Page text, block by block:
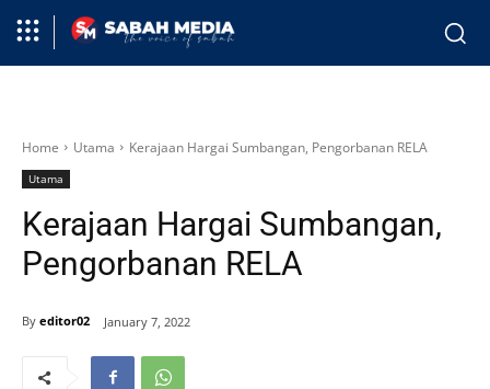
Home Utama Kerajaan Hargai Sumbangan, Pengorbanan RELA
Utama
Kerajaan Hargai Sumbangan,
Pengorbanan RELA
By editor02 January 7, 2022